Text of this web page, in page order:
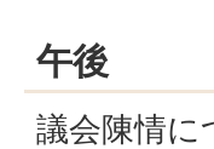
午後
議会陳情に